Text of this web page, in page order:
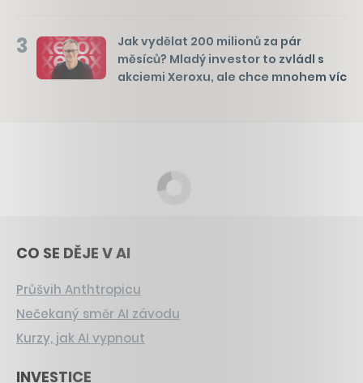
3
Jak vydělat 200 milionů za pár
měsíců? Mladý investor to zvládl s
akciemi Xeroxu, ale chce mnohem víc
CO SE DĚJE V AI
Průšvih Anthtropicu
Nečekaný směr AI závodu
Kurzy, jak AI vypnout
INVESTICE